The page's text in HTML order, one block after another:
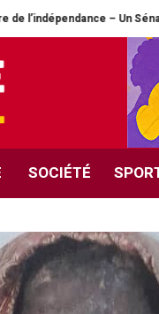
Un Sénateur de l’Ouest de
SOCIÉTÉ
l’enfer